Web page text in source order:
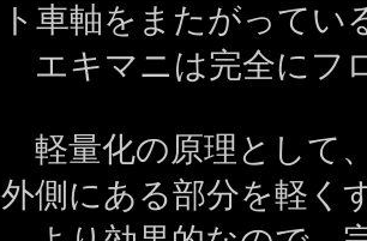
ト車軸をまたがってい
エキマニは完全にフ
軽量化の原理として
外側にある部分を軽く